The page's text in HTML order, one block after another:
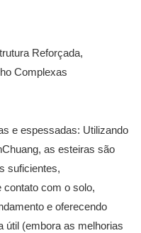
Reforçada,
Complexas
e espessadas: Utilizando
as esteiras são
suficientes,
contato com o solo,
e oferecendo
útil (embora as melhorias